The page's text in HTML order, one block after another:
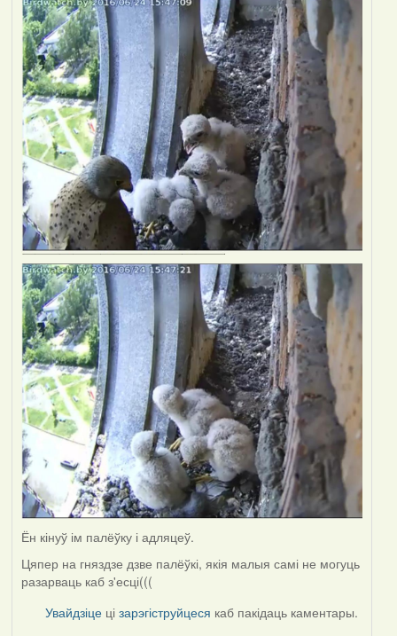
Ён кінуў ім палёўку і адляцеў.
Цяпер на гняздзе дзве палёўкі, якія малыя самі не могуць
разарваць каб з'есці(((
Увайдзіце цізарэгіструйцеся каб пакідаць каментары.